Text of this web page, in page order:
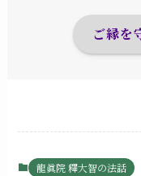
ご縁を
龍眞院 釋大智の法話